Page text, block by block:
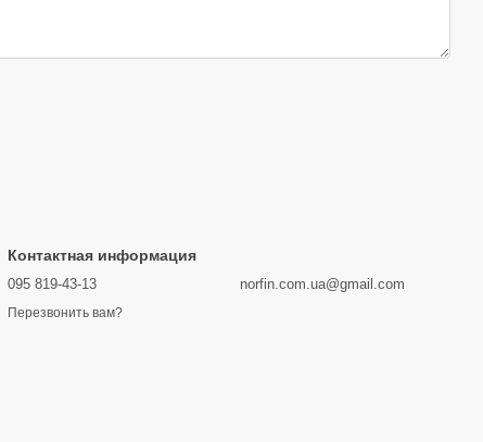
Контактная информация
095 819-43-13
Перезвонить вам?
norfin.com.ua@gmail.com